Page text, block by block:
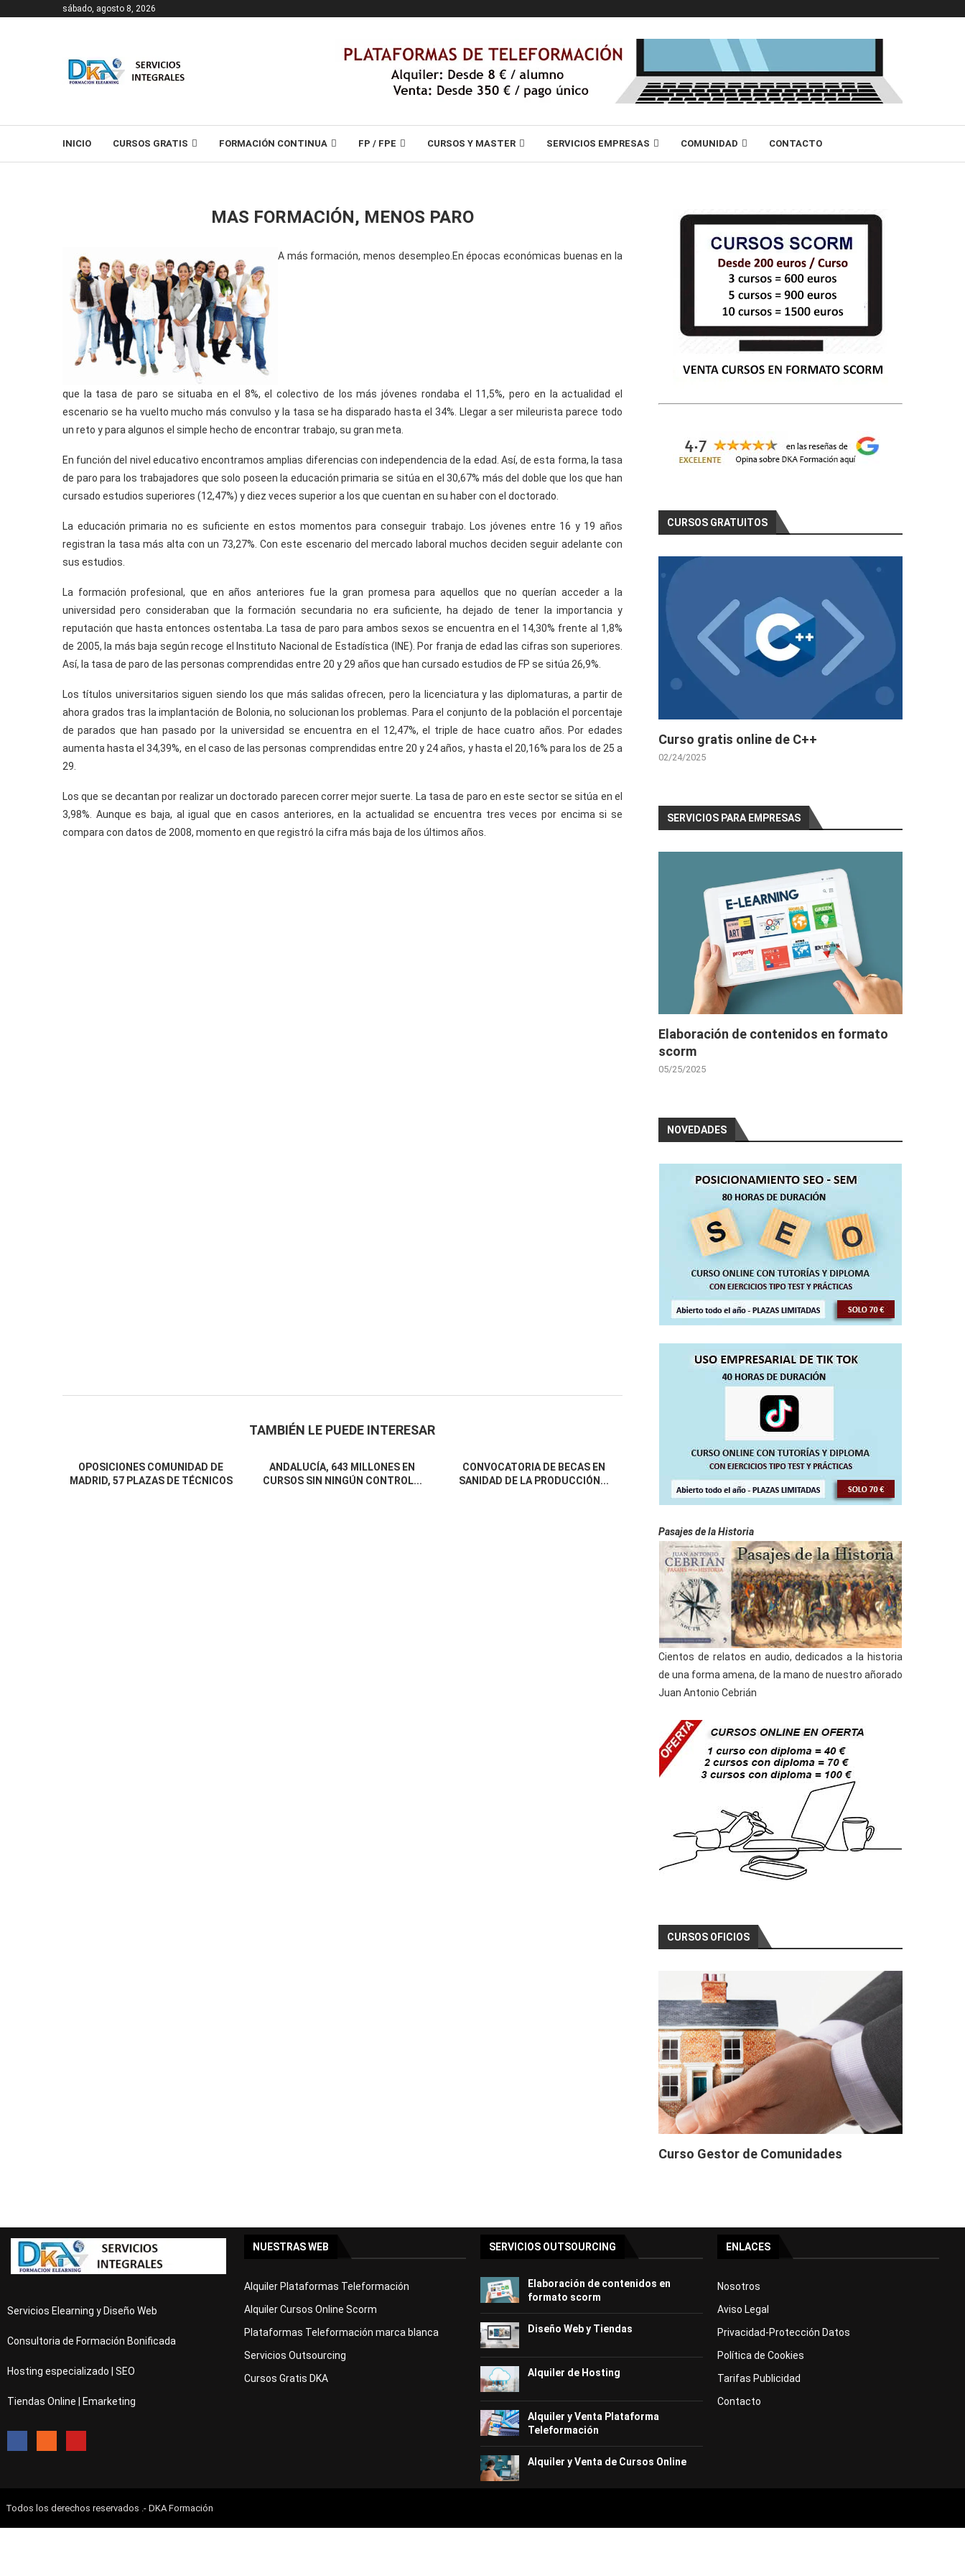
sábado, agosto 8, 2026
INICIO CURSOS GRATIS FORMACIÓN CONTINUA FP / FPE CURSOS Y MASTER SERVICIOS EMPRESAS COMUNIDAD CONTACTO
MAS FORMACIÓN, MENOS PARO
A más formación, menos desempleo.En épocas económicas buenas en la
que la tasa de paro se situaba en el 8%, el colectivo de los más jóvenes rondaba el 11,5%, pero en la actualidad el
escenario se ha vuelto mucho más convulso y la tasa se ha disparado hasta el 34%. Llegar a ser mileurista parece todo
un reto y para algunos el simple hecho de encontrar trabajo, su gran meta.
En función del nivel educativo encontramos amplias diferencias con independencia de la edad. Así, de esta forma, la tasa
de paro para los trabajadores que solo poseen la educación primaria se sitúa en el 30,67% más del doble que los que han
cursado estudios superiores (12,47%) y diez veces superior a los que cuentan en su haber con el doctorado.
La educación primaria no es suficiente en estos momentos para conseguir trabajo. Los jóvenes entre 16 y 19 años
registran la tasa más alta con un 73,27%. Con este escenario del mercado laboral muchos deciden seguir adelante con
sus estudios.
La formación profesional, que en años anteriores fue la gran promesa para aquellos que no querían acceder a la
universidad pero consideraban que la formación secundaria no era suficiente, ha dejado de tener la importancia y
reputación que hasta entonces ostentaba. La tasa de paro para ambos sexos se encuentra en el 14,30% frente al 1,8%
de 2005, la más baja según recoge el Instituto Nacional de Estadística (INE). Por franja de edad las cifras son superiores.
Así, la tasa de paro de las personas comprendidas entre 20 y 29 años que han cursado estudios de FP se sitúa 26,9%.
Los títulos universitarios siguen siendo los que más salidas ofrecen, pero la licenciatura y las diplomaturas, a partir de
ahora grados tras la implantación de Bolonia, no solucionan los problemas. Para el conjunto de la población el porcentaje
de parados que han pasado por la universidad se encuentra en el 12,47%, el triple de hace cuatro años. Por edades
aumenta hasta el 34,39%, en el caso de las personas comprendidas entre 20 y 24 años, y hasta el 20,16% para los de 25 a
29.
Los que se decantan por realizar un doctorado parecen correr mejor suerte. La tasa de paro en este sector se sitúa en el
3,98%. Aunque es baja, al igual que en casos anteriores, en la actualidad se encuentra tres veces por encima si se
compara con datos de 2008, momento en que registró la cifra más baja de los últimos años.
TAMBIÉN LE PUEDE INTERESAR
OPOSICIONES COMUNIDAD DE
MADRID, 57 PLAZAS DE TÉCNICOS
ANDALUCÍA, 643 MILLONES EN
CURSOS SIN NINGÚN CONTROL...
CONVOCATORIA DE BECAS EN
SANIDAD DE LA PRODUCCIÓN...
CURSOS GRATUITOS
Curso gratis online de C++
02/24/2025
SERVICIOS PARA EMPRESAS
Elaboración de contenidos en formato
scorm
05/25/2025
NOVEDADES
Pasajes de la Historia
Cientos de relatos en audio, dedicados a la historia
de una forma amena, de la mano de nuestro añorado
Juan Antonio Cebrián
CURSOS OFICIOS
Curso Gestor de Comunidades
Servicios Elearning y Diseño Web
Consultoria de Formación Bonificada
Hosting especializado | SEO
Tiendas Online | Emarketing
NUESTRAS WEB
Alquiler Plataformas Teleformación
Alquiler Cursos Online Scorm
Plataformas Teleformación marca blanca
Servicios Outsourcing
Cursos Gratis DKA
SERVICIOS OUTSOURCING
Elaboración de contenidos en
formato scorm
Diseño Web y Tiendas
Alquiler de Hosting
Alquiler y Venta Plataforma
Teleformación
Alquiler y Venta de Cursos Online
ENLACES
Nosotros
Aviso Legal
Privacidad-Protección Datos
Política de Cookies
Tarifas Publicidad
Contacto
Todos los derechos reservados .- DKA Formación